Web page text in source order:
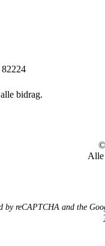
82224
bidrag.
©
Alle
by reCAPTCHA and the